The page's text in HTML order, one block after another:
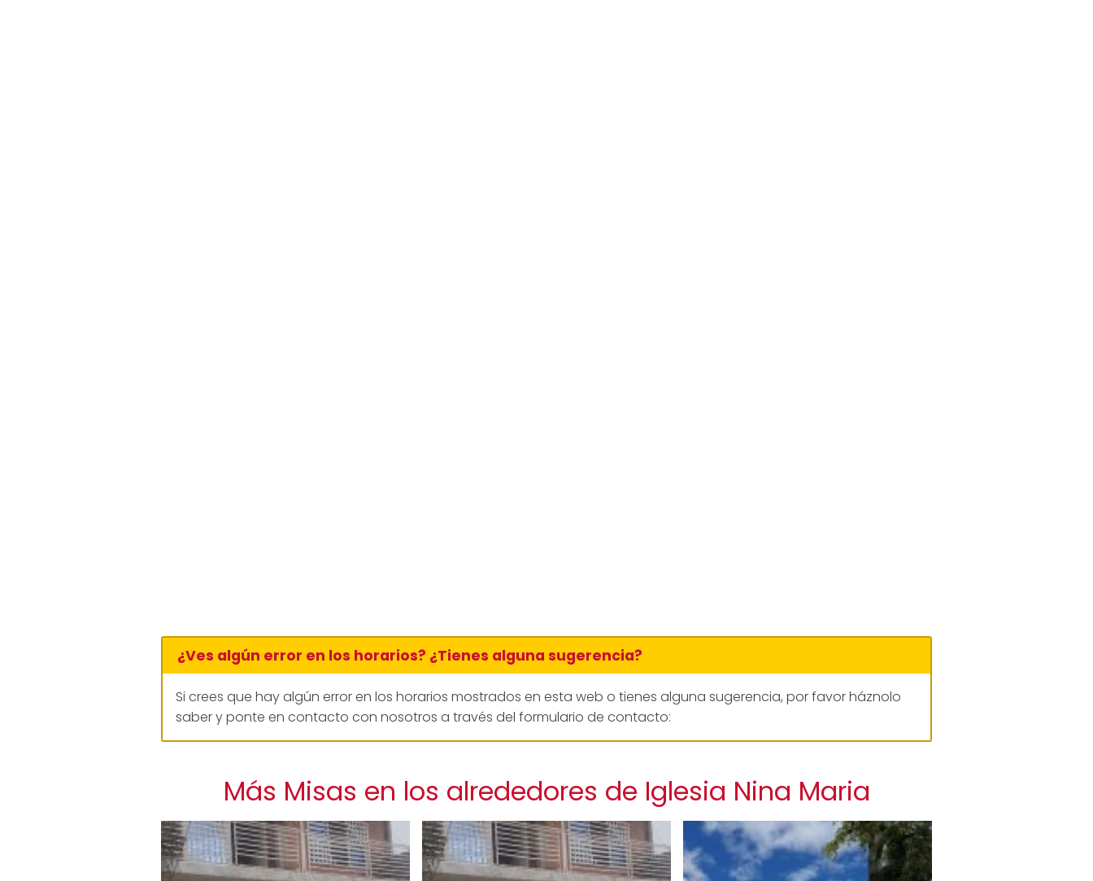
¿Ves algún error en los horarios? ¿Tienes alguna sugerencia?
Si crees que hay algún error en los horarios mostrados en esta web o tienes alguna sugerencia, por favor háznolo
saber y ponte en contacto con nosotros a través del formulario de contacto:
Más Misas en los alrededores de Iglesia Nina Maria